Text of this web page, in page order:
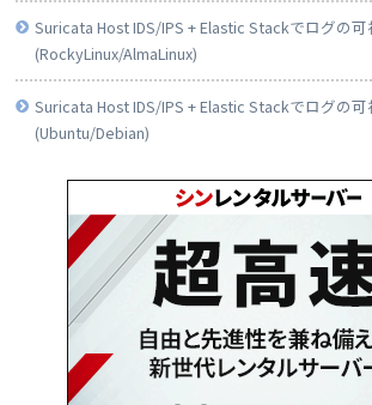
Suricata Host IDS/IPS + Elastic Stackでログの
(RockyLinux/AlmaLinux)
Suricata Host IDS/IPS + Elastic Stackでログの
(Ubuntu/Debian)